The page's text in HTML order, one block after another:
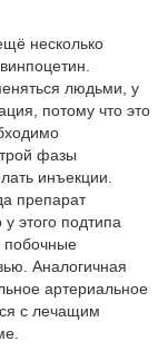
несколько
людьми, у
потому что это
фазы
инъекции.
препарат
этого подтипа
побочные
Аналогичная
артериальное
с лечащим